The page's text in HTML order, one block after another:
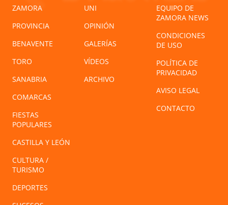
ZAMORA
PROVINCIA
BENAVENTE
TORO
SANABRIA
COMARCAS
FIESTAS
POPULARES
CASTILLA Y LEÓN
CULTURA /
TURISMO
DEPORTES
UNI
OPINIÓN
GALERÍAS
VÍDEOS
ARCHIVO
EQUIPO DE
ZAMORA NEWS
CONDICIONES
DE USO
POLÍTICA DE
PRIVACIDAD
AVISO LEGAL
CONTACTO